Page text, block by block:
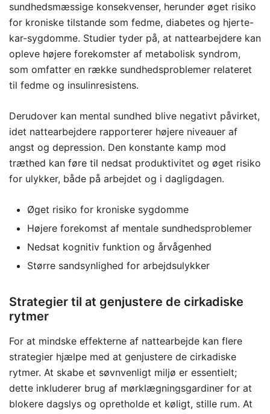
sundhedsmæssige konsekvenser, herunder øget risiko
for kroniske tilstande som fedme, diabetes og hjerte-
kar-sygdomme. Studier tyder på, at nattearbejdere kan
opleve højere forekomster af metabolisk syndrom,
som omfatter en række sundhedsproblemer relateret
til fedme og insulinresistens.
Derudover kan mental sundhed blive negativt påvirket,
idet nattearbejdere rapporterer højere niveauer af
angst og depression. Den konstante kamp mod
træthed kan føre til nedsat produktivitet og øget risiko
for ulykker, både på arbejdet og i dagligdagen.
Øget risiko for kroniske sygdomme
Højere forekomst af mentale sundhedsproblemer
Nedsat kognitiv funktion og årvågenhed
Større sandsynlighed for arbejdsulykker
Strategier til at genjustere de cirkadiske
rytmer
For at mindske effekterne af nattearbejde kan flere
strategier hjælpe med at genjustere de cirkadiske
rytmer. At skabe et søvnvenligt miljø er essentielt;
dette inkluderer brug af mørklægningsgardiner for at
blokere dagslys og opretholde et køligt, stille rum. At